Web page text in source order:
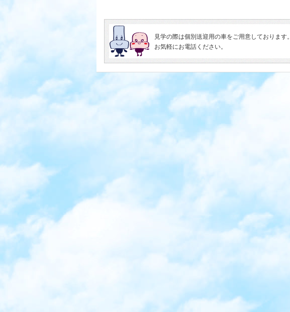
見学の際は個別送迎用の車をご用意しております。
お気軽にお電話ください。